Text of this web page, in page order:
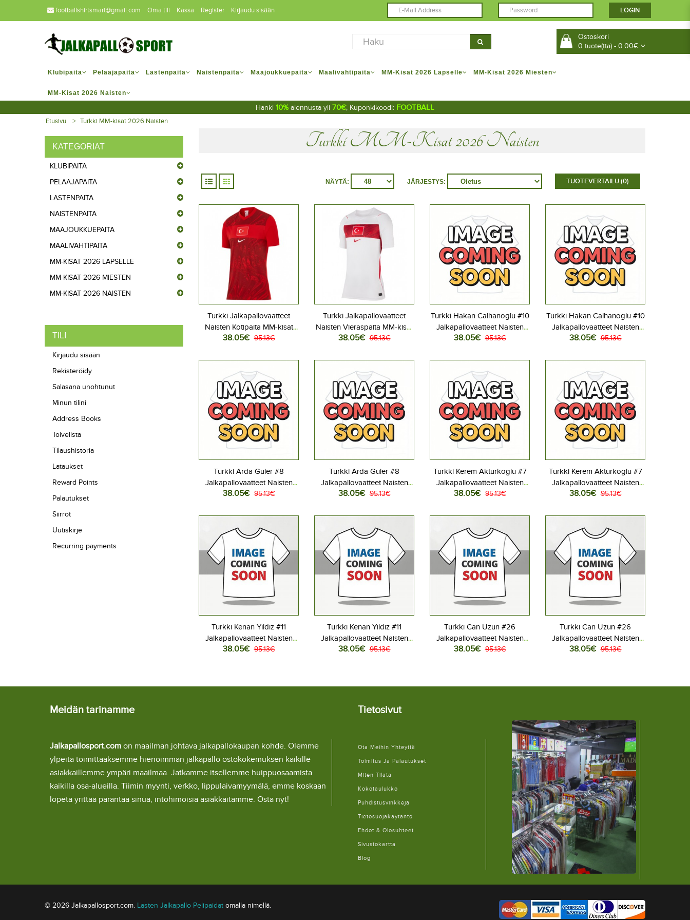
footballshirtsmart@gmail.com Oma tili Kassa Register Kirjaudu sisään
Ostoskori
0 tuote(tta) - 0.00€
Klubipaita Pelaajapaita Lastenpaita Naistenpaita Maajoukkuepaita Maalivahtipaita MM-Kisat 2026 Lapselle MM-Kisat 2026 Miesten
MM-Kisat 2026 Naisten
Hanki 10% alennusta yli 70€, Kuponkikoodi: FOOTBALL
Etusivu Turkki MM-kisat 2026 Naisten
KATEGORIAT
KLUBIPAITA
PELAAJAPAITA
LASTENPAITA
NAISTENPAITA
MAAJOUKKUEPAITA
MAALIVAHTIPAITA
MM-KISAT 2026 LAPSELLE
MM-KISAT 2026 MIESTEN
MM-KISAT 2026 NAISTEN
TILI
Kirjaudu sisään
Rekisteröidy
Salasana unohtunut
Minun tilini
Address Books
Toivelista
Tilaushistoria
Lataukset
Reward Points
Palautukset
Siirrot
Uutiskirje
Recurring payments
Turkki MM-Kisat 2026 Naisten
TUOTEVERTAILU (0)
JÄRJESTYS:
NÄYTÄ:
Turkki Jalkapallovaatteet
Naisten Kotipaita MM-kisat
2026 Lyhythihainen
38.05€ 95.13€
Turkki Jalkapallovaatteet
Naisten Vieraspaita MM-kisat
2026 Lyhythihainen
38.05€ 95.13€
Turkki Hakan Calhanoglu #10
Jalkapallovaatteet Naisten
Kotipaita MM-kisat 2026
38.05€ 95.13€
Turkki Hakan Calhanoglu #10
Jalkapallovaatteet Naisten
Vieraspaita MM-kisat 2026
38.05€ 95.13€
Turkki Arda Guler #8
Jalkapallovaatteet Naisten
Kotipaita MM-kisat 2026
38.05€ 95.13€
Turkki Arda Guler #8
Jalkapallovaatteet Naisten
Vieraspaita MM-kisat 2026
38.05€ 95.13€
Turkki Kerem Akturkoglu #7
Jalkapallovaatteet Naisten
Kotipaita MM-kisat 2026
38.05€ 95.13€
Turkki Kerem Akturkoglu #7
Jalkapallovaatteet Naisten
Vieraspaita MM-kisat 2026
38.05€ 95.13€
Turkki Kenan Yildiz #11
Jalkapallovaatteet Naisten
Kotipaita MM-kisat 2026
38.05€ 95.13€
Turkki Kenan Yildiz #11
Jalkapallovaatteet Naisten
Vieraspaita MM-kisat 2026
38.05€ 95.13€
Turkki Can Uzun #26
Jalkapallovaatteet Naisten
Kotipaita MM-kisat 2026
38.05€ 95.13€
Turkki Can Uzun #26
Jalkapallovaatteet Naisten
Vieraspaita MM-kisat 2026
38.05€ 95.13€
Meidän tarinamme
Jalkapallosport.com on maailman johtava jalkapallokaupan kohde. Olemme
ylpeitä toimittaaksemme hienoimman jalkapallo ostokokemuksen kaikille
asiakkaillemme ympäri maailmaa. Jatkamme itsellemme huippuosaamista
kaikilla osa-alueilla. Tiimin myynti, verkko, lippulaivamyymälä, emme koskaan
lopeta yrittää parantaa sinua, intohimoisia asiakkaitamme. Osta nyt!
Tietosivut
Ota Meihin Yhteyttä
Toimitus Ja Palautukset
Miten Tilata
Kokotaulukko
Puhdistusvinkkejä
Tietosuojakäytäntö
Ehdot & Olosuhteet
Sivustokartta
Blog
© 2026 Jalkapallosport.com. Lasten Jalkapallo Pelipaidat omalla nimellä.